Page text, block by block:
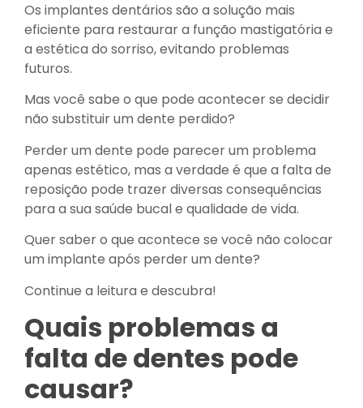
Os implantes dentários são a solução mais
eficiente para restaurar a função mastigatória e
a estética do sorriso, evitando problemas
futuros.
Mas você sabe o que pode acontecer se decidir
não substituir um dente perdido?
Perder um dente pode parecer um problema
apenas estético, mas a verdade é que a falta de
reposição pode trazer diversas consequências
para a sua saúde bucal e qualidade de vida.
Quer saber o que acontece se você não colocar
um implante após perder um dente?
Continue a leitura e descubra!
Quais problemas a
falta de dentes pode
causar?